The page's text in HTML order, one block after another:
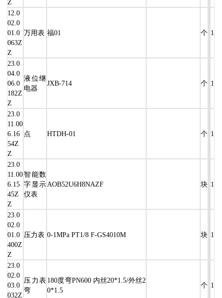
Z
12.0
02.0
01.0
063Z
Z
万用表 福01 个 1
23.0
04.0
06.0
182Z
Z
液位继
电器
JXB-714 个 1
23.0
11.00
6.16
54Z
Z
点 HTDH-01 个 1
23.0
11.00
6.15
45Z
Z
智能数
字显示
仪表
AOB52U6H8NAZF 块 1
23.0
02.0
01.0
400Z
Z
压力表 0-1MPa PT1/8 F-GS4010M 块 1
23.0
02.0
03.0
032Z
压力表
弯
180度弯PN600 内丝20*1.5/外丝2
0*1.5
个 1